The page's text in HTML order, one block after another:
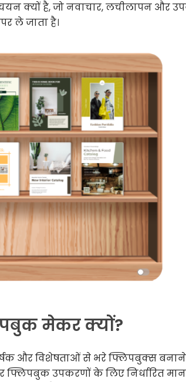
क्यों है, जो नवाचार, लचीलापन और
ले जाता है।
मेकर क्यों?
और विशेषताओं से भरे फ्लिपबुक्स
उपकरणों के लिए निर्धारित